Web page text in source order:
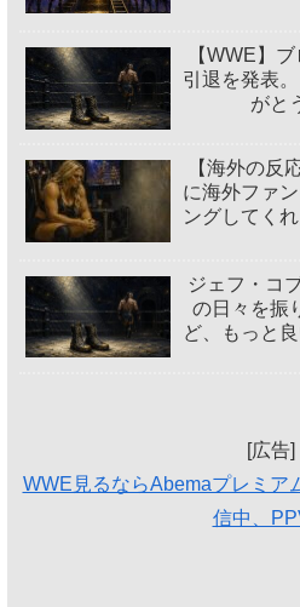
【WWE】
引退を発表
がと
【海外の反
に海外ファ
ングしてく
ジェフ・コ
の日々を振
ど、もっと
[広告]
WWE見るならAbemaプレミア
信中、